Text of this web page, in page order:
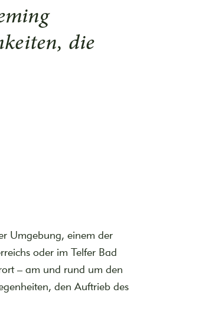
die
Umgebung, einem der
oder im Telfer Bad
– am und rund um den
den Auftrieb des